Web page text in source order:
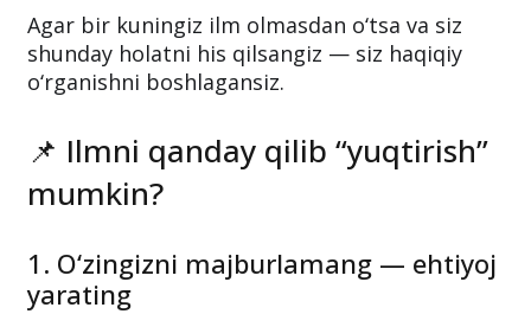
Agar bir kuningiz ilm olmasdan o‘tsa va siz
shunday holatni his qilsangiz — siz haqiqiy
o‘rganishni boshlagansiz.
📌 Ilmni qanday qilib “yuqtirish”
mumkin?
1. O‘zingizni majburlamang — ehtiyoj
yarating